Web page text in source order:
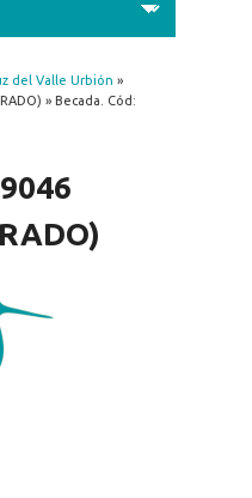
aquí
del Valle Urbión »
» Becada. Cód: